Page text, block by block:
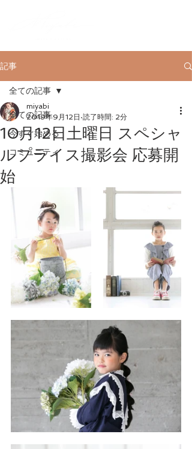
記事
全ての記事
今すぐ始める
コミュニティ
全ての記事
10月12日土曜日 スペシャ
ルプライス撮影会 応募開
始
miyabi
2019年9月12日 読了時間: 2分